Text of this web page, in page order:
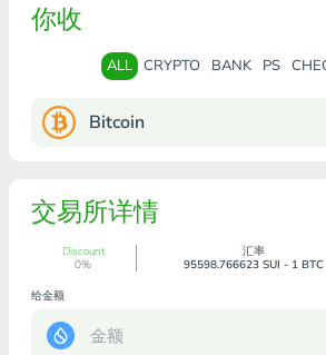
你收
ALL CRYPTO BANK PS
Bitcoin
交易所详情
Discount
0%
汇率
95598.766623 SUI - 1 BTC
给金额